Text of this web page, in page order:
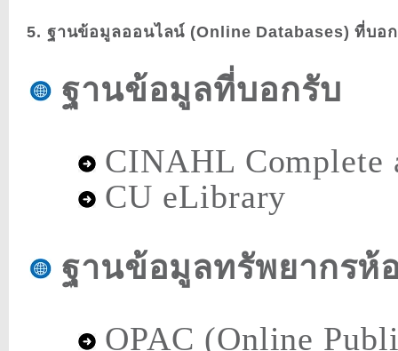
5. ฐานข้อมูลออนไลน์ (Online Databases) ที่บอ
ฐานข้อมูลที่บอกรับ
CINAHL Complete
CU eLibrary
ฐานข้อมูลทรัพยากรห้
OPAC (Online